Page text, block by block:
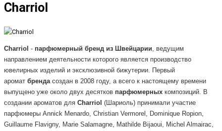
Charriol
Charriol - парфюмерный бренд из Швейцарии, ведущим
направлением деятельности которого является производство
ювелирных изделий и эксклюзивной бижутерии. Первый
аромат брендасоздан в 2008 году, а всего к настоящему времени
выпущено уже около двух десятков парфюмерных композиций. В
создании ароматов для Charriol (Шариоль) принимали участие
парфюмеры Annick Menardo, Christian Vermorel, Dominique Ropion,
Guillaume Flavigny, Marie Salamagne, Mathilde Bijaoui, Michel Almairac,